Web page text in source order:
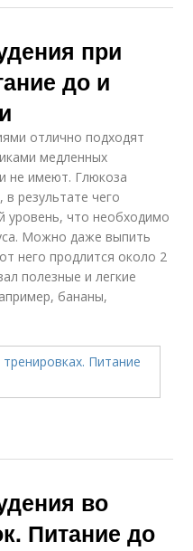
при
до и
отлично подходят
медленных
не имеют. Глюкоза
результате чего
уровень, что необходимо
Можно даже выпить
него продлится около 2
полезные и легкие
бананы,
во
Питание до